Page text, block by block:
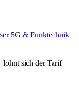
5G & Funktechnik
lohnt sich der Tarif